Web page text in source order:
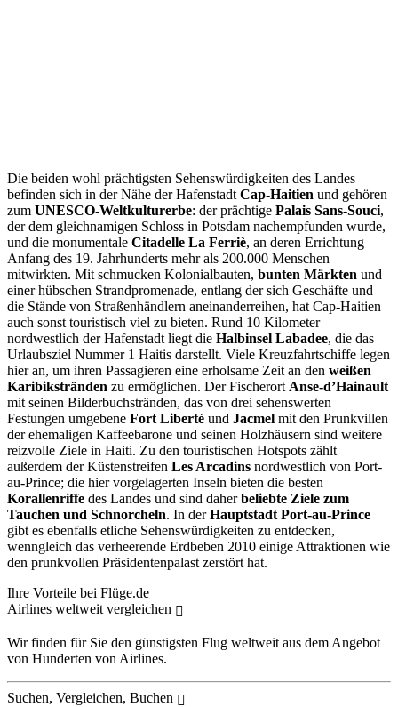
Die beiden wohl prächtigsten Sehenswürdigkeiten des Landes
befinden sich in der Nähe der HafenstadtCap-Haitien und gehören
zum UNESCO-Weltkulturerbe: der prächtige Palais Sans-Souci,
der dem gleichnamigen Schloss in Potsdam nachempfunden wurde,
und die monumentale Citadelle La Ferriè, an deren Errichtung
Anfang des 19. Jahrhunderts mehr als 200.000 Menschen
mitwirkten. Mit schmucken Kolonialbauten, bunten Märkten und
einer hübschen Strandpromenade, entlang der sich Geschäfte und
die Stände von Straßenhändlern aneinanderreihen, hat Cap-Haitien
auch sonst touristisch viel zu bieten. Rund 10 Kilometer
nordwestlich der Hafenstadt liegt die Halbinsel Labadee, die das
Urlaubsziel Nummer 1 Haitis darstellt. Viele Kreuzfahrtschiffe legen
hier an, um ihren Passagieren eine erholsame Zeit an den weißen
Karibikstränden zu ermöglichen. Der FischerortAnse-d’Hainault
mit seinen Bilderbuchstränden, das von drei sehenswerten
Festungen umgebene Fort Liberté und Jacmel mit den Prunkvillen
der ehemaligen Kaffeebarone und seinen Holzhäusern sind weitere
reizvolle Ziele in Haiti. Zu den touristischen Hotspots zählt
außerdem der Küstenstreifen Les Arcadins nordwestlich von Port-
au-Prince; die hier vorgelagerten Inseln bieten die besten
Korallenriffe des Landes und sind daherbeliebte Ziele zum
Tauchen und Schnorcheln. In derHauptstadt Port-au-Prince
gibt es ebenfalls etliche Sehenswürdigkeiten zu entdecken,
wenngleich das verheerende Erdbeben 2010 einige Attraktionen wie
den prunkvollen Präsidentenpalast zerstört hat.
Ihre Vorteile bei Flüge.de
Airlines weltweit vergleichen
Wir finden für Sie den günstigsten Flug weltweit aus dem Angebot
von Hunderten von Airlines.
Suchen, Vergleichen, Buchen